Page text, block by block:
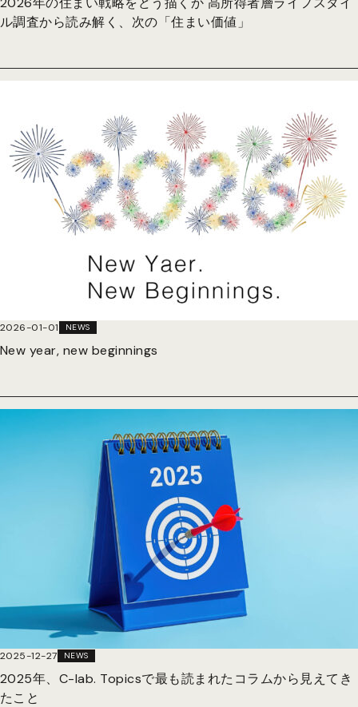
ル調査から読み解く、次の「住まい価値」
2026-01-01 NEWS
New year, new beginnings
2025-12-27 NEWS
2025年、C-lab. Topicsで最も読まれたコラムから見えてき
たこと